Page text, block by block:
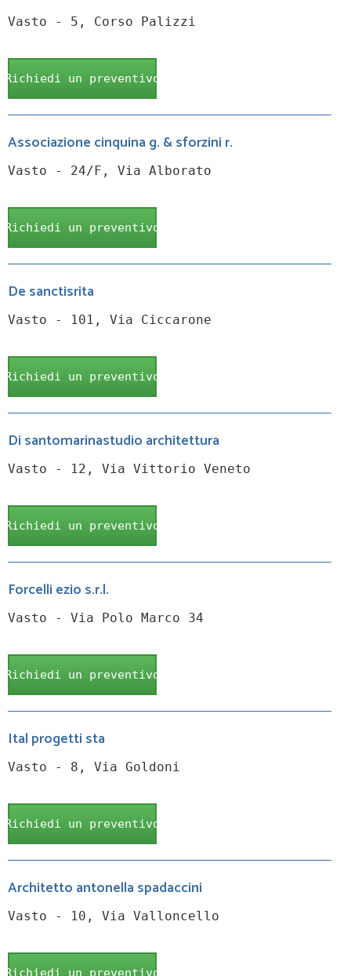
Vasto - 5, Corso Palizzi
Richiedi un preventivo
Associazione cinquina g. & sforzini r.
Vasto - 24/F, Via Alborato
Richiedi un preventivo
De sanctisrita
Vasto - 101, Via Ciccarone
Richiedi un preventivo
Di santomarinastudio architettura
Vasto - 12, Via Vittorio Veneto
Richiedi un preventivo
Forcelli ezio s.r.l.
Vasto - Via Polo Marco 34
Richiedi un preventivo
Ital progetti sta
Vasto - 8, Via Goldoni
Richiedi un preventivo
Architetto antonella spadaccini
Vasto - 10, Via Valloncello